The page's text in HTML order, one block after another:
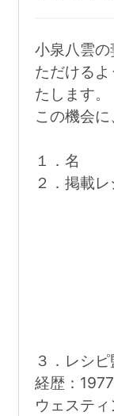
小泉八雲
ただける
たします。
この機会
１．名
２．掲載
②絶
③鯛
④田
⑤アイ
⑥ホ
⑦ビフ
⑧英
３．レシ
経歴：
ウェステ